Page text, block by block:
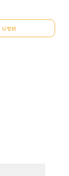
แชท